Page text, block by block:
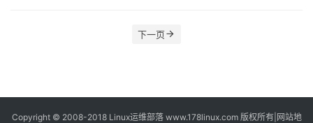
下一页
Copyright © 2008-2018 Linux运维部落www.178linux.com 版权所有| 网站地